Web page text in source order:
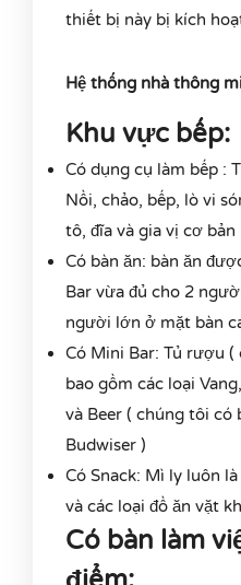
thiết bị này bị kích
Hệ thống nhà thông
Khu vực bếp:
Có dụng cụ làm bếp :
Nồi, chảo, bếp, lò vi
tô, đĩa và gia vị cơ bản
Có bàn ăn: bàn ăn
Bar vừa đủ cho 2
người lớn ở mặt bàn
Có Mini Bar: Tủ rượu
bao gồm các loại
và Beer ( chúng tôi có
Budwiser )
Có Snack: Mì ly luôn
và các loại đồ ăn vặt
Có bàn làm